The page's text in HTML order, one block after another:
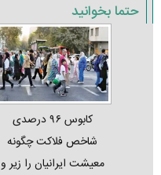
حتما بخوانید
کابوس ۹۶ درصدی
شاخص فلاکت چگونه
معیشت ایرانیان را زیر و